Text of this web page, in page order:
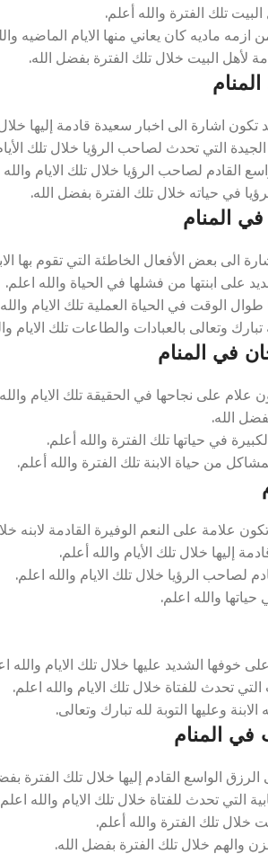
تلك الفترة والله أعلم.
ماديه كان يعاني منها الايام الماضيه
لأهل البيت خلال تلك الفترة بفضل الله.
اشارة الى اخبار سعيدة قادمة إليها خلال
التي تحدث لصاحب الرؤيا خلال تلك الأيام
القادم لصاحب الرؤيا خلال تلك الايام والله
في حياته خلال تلك الفترة بفضل الله.
المنام
الى بعض الأفعال الخاطئة التي تقوم بها
على ابنتها من فشلها في الحياة والله اعلم.
الوقت في الحياة العملية تلك الايام
وتعالى بالعبادات والطاعات تلك الايام
في المنام
على نجاحها في الحقيقة تلك الايام
الله.
في حياتها تلك الفترة والله أعلم.
من حياة الابنة تلك الفترة والله أعلم.
علامة على النعم الوفيرة القادمة لابنه
إليها خلال تلك الأيام والله أعلم.
لصاحب الرؤيا خلال تلك الايام والله اعلم.
والله اعلم.
خوفها الشديد عليها خلال تلك الايام والله
تحدث للفتاة خلال تلك الايام والله اعلم.
وعليها التوبة لله تبارك وتعالى.
في المنام
الواسع القادم إليها خلال تلك الفترة
التي تحدث للفتاة خلال تلك الايام والله
خلال تلك الفترة والله أعلم.
والهم خلال تلك الفترة بفضل الله.